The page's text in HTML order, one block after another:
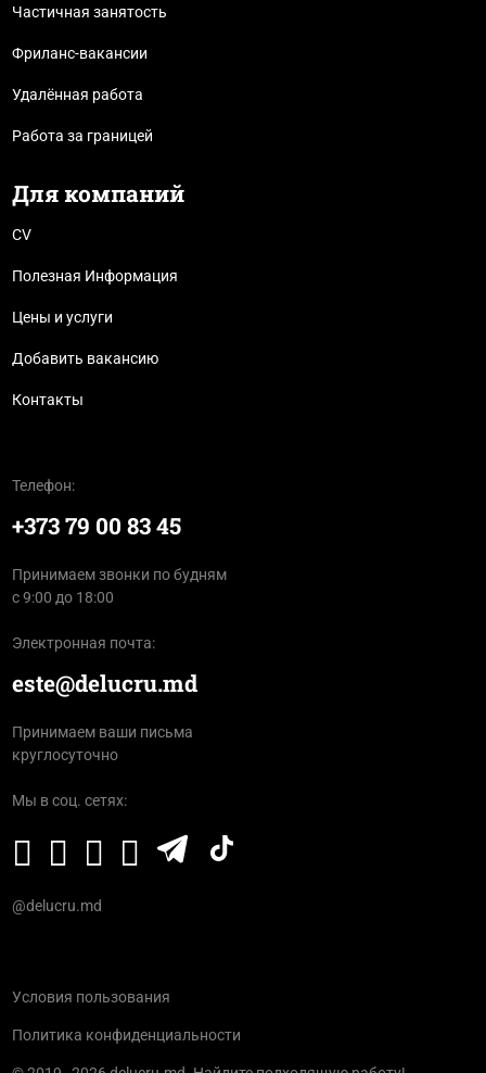
Частичная занятость
Фриланс-вакансии
Удалённая работа
Работа за границей
Для компаний
CV
Полезная Информация
Цены и услуги
Добавить вакансию
Контакты
Телефон:
+373 79 00 83 45
Принимаем звонки по будням
с 9:00 до 18:00
Электронная почта:
este@delucru.md
Принимаем ваши письма
круглосуточно
Мы в соц. сетях:
@delucru.md
Условия пользования
Политика конфиденциальности